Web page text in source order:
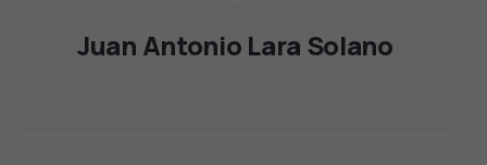
Juan Antonio Lara Solano